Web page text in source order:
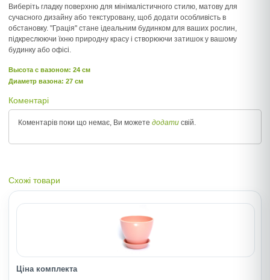
Виберіть гладку поверхню для мінімалістичного стилю, матову для
сучасного дизайну або текстуровану, щоб додати особливість в
обстановку. "Грація" стане ідеальним будинком для ваших рослин,
підкреслюючи їхню природну красу і створюючи затишок у вашому
будинку або офісі.
Высота c вазоном: 24 см
Диаметр вазона: 27 см
Коментарі
Коментарів поки що немає, Ви можете додати свій.
Схожі товари
Ціна комплекта